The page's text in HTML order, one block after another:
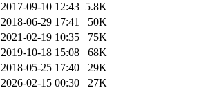
2017-09-10 12:43 5.8K
2018-06-29 17:41
50K
2021-02-19 10:35
75K
2019-10-18 15:08
68K
2018-05-25 17:40
29K
2026-02-15 00:30
27K